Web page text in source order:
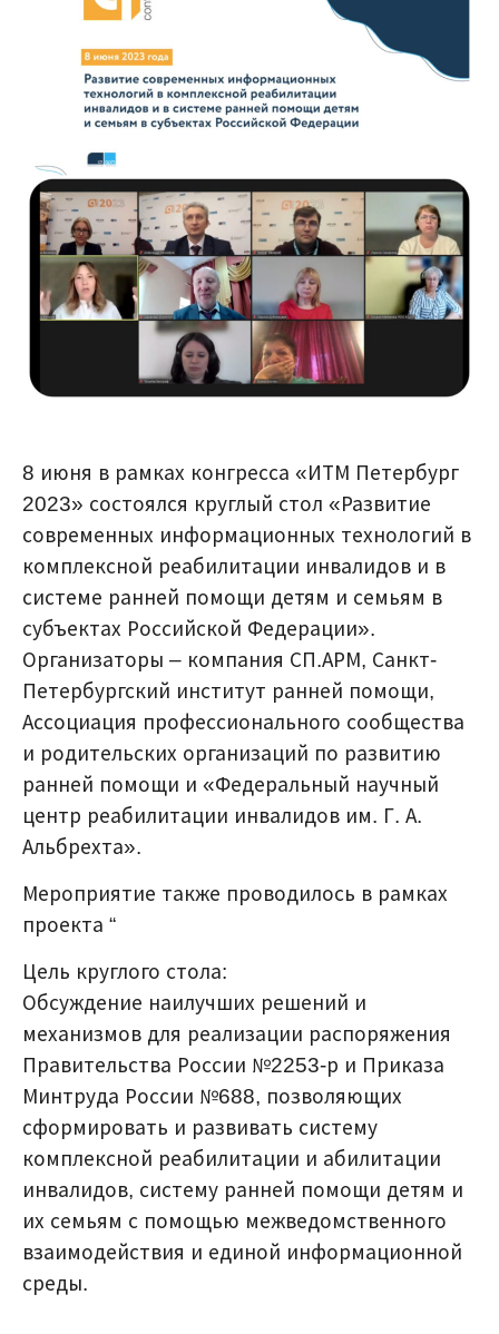
8 июня в рамках конгресса «ИТМ Петербург
2023» состоялся круглый стол «Развитие
современных информационных технологий в
комплексной реабилитации инвалидов и в
системе ранней помощи детям и семьям в
субъектах Российской Федерации».
Организаторы – компания СП.АРМ, Санкт-
Петербургский институт ранней помощи,
Ассоциация профессионального сообщества
и родительских организаций по развитию
ранней помощи и «Федеральный научный
центр реабилитации инвалидов им. Г. А.
Альбрехта».
Мероприятие также проводилось в рамках
проекта “
Цель круглого стола:
Обсуждение наилучших решений и
механизмов для реализации распоряжения
Правительства России №2253‑р и Приказа
Минтруда России №688, позволяющих
сформировать и развивать систему
комплексной реабилитации и абилитации
инвалидов, систему ранней помощи детям и
их семьям с помощью межведомственного
взаимодействия и единой информационной
среды.